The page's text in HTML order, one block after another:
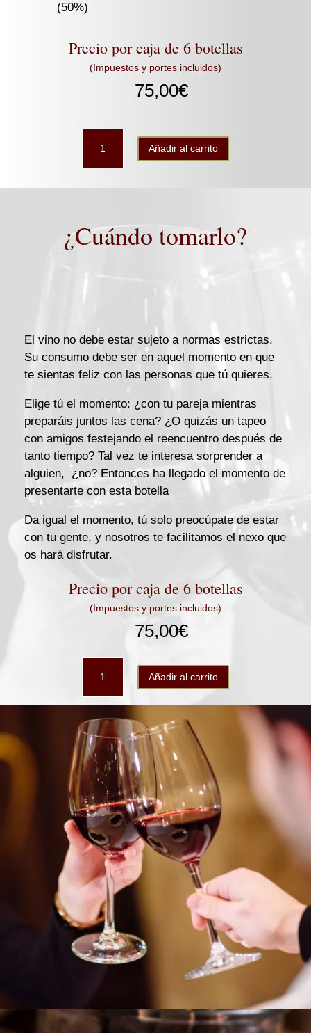
(50%)
Precio por caja de 6 botellas
(Impuestos y portes incluidos)
75,00€
Tempranillo-
Cabernet
cantidad
Añadir al carrito
¿Cuándo tomarlo?
El vino no debe estar sujeto a normas estrictas.
Su consumo debe ser en aquel momento en que
te sientas feliz con las personas que tú quieres.
Elige tú el momento: ¿con tu pareja mientras
preparáis juntos las cena? ¿O quizás un tapeo
con amigos festejando el reencuentro después de
tanto tiempo? Tal vez te interesa sorprender a
alguien, ¿no? Entonces ha llegado el momento de
presentarte con esta botella
Da igual el momento, tú solo preocúpate de estar
con tu gente, y nosotros te facilitamos el nexo que
os hará disfrutar.
Precio por caja de 6 botellas
(Impuestos y portes incluidos)
75,00€
Tempranillo-
Cabernet
Sauvignon
caja
6b
cantidad
Añadir al carrito